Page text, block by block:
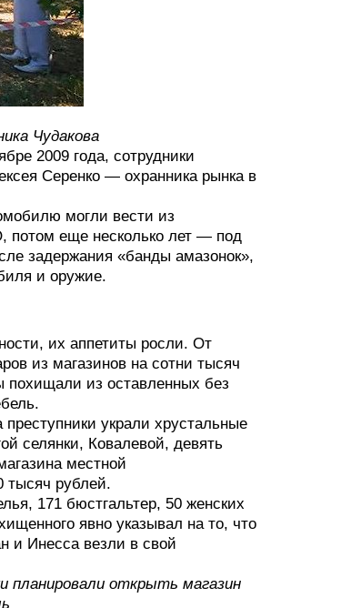
Чудакова
2009 года, сотрудники
Серенко — охранника рынка в
могли вести из
потом еще несколько лет — под
задержания «банды амазонок»,
и оружие.
их аппетиты росли. От
из магазинов на сотни тысяч
похищали из оставленных без
украли хрустальные
селянки, Ковалевой, девять
местной
тысяч рублей.
171 бюстгальтер, 50 женских
явно указывал на то, что
и Инесса везли в свой
планировали открыть магазин